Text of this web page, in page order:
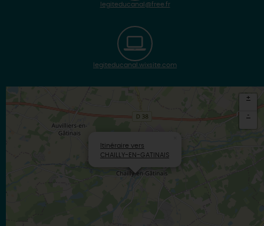
legiteducanal@free.fr
legiteducanal.wixsite.com
Itinéraire vers
CHAILLY-EN-GATINAIS
+
-